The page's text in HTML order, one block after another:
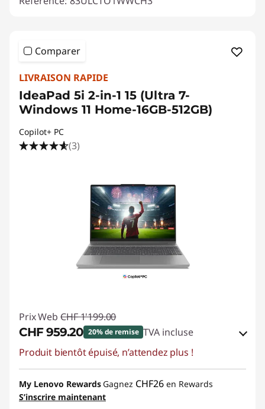
Comparer
LIVRAISON RAPIDE
IdeaPad 5i 2-in-1 15 (Ultra 7-
Windows 11 Home-16GB-512GB)
Copilot+ PC
(3)
Prix Web CHF 1'199.00
CHF 959.20 20% de remise TVA incluse
Bons de réduction en ligne :-CHF 239.80
Code de réduction :SALES
Produit bientôt épuisé, n’attendez plus !
My Lenovo Rewards Gagnez CHF26 en Rewards
S’inscrire maintenant